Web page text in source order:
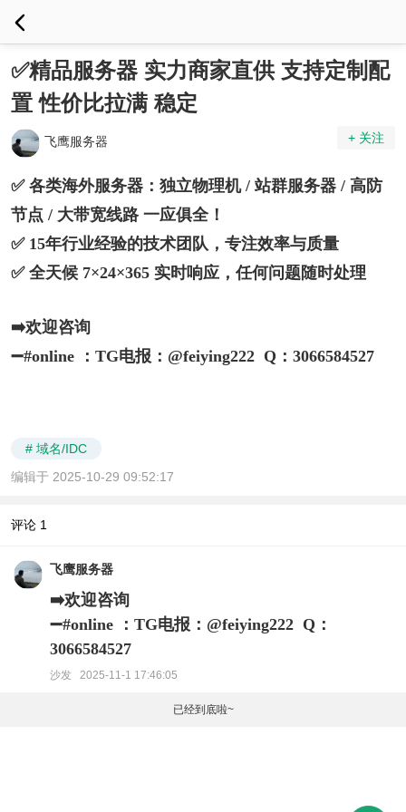
✅精品服务器 实力商家直供 支持定制配
置 性价比拉满 稳定
飞鹰服务器 + 关注
✅ 各类海外服务器：独立物理机 / 站群服务器 / 高防
节点 / 大带宽线路 一应俱全！
✅ 15年行业经验的技术团队，专注效率与质量
✅ 全天候 7×24×365 实时响应，任何问题随时处理
➡️欢迎咨询
➖#online ：TG电报：@feiying222 Q：3066584527
# 域名/IDC
编辑于 2025-10-29 09:52:17
评论 1
飞鹰服务器
➡️欢迎咨询
➖#online ：TG电报：@feiying222 Q：
3066584527
沙发 2025-11-1 17:46:05
已经到底啦~